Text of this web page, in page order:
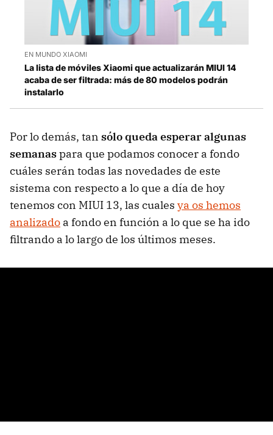
EN MUNDO XIAOMI
La lista de móviles Xiaomi que actualizarán MIUI 14
acaba de ser filtrada: más de 80 modelos podrán
instalarlo
Por lo demás, tan sólo queda esperar algunas
semanaspara que podamos conocer a fondo
cuáles serán todas las novedades de este
sistema con respecto a lo que a día de hoy
tenemos con MIUI 13, las cuales ya os hemos
analizado a fondo en función a lo que se ha ido
filtrando a lo largo de los últimos meses.